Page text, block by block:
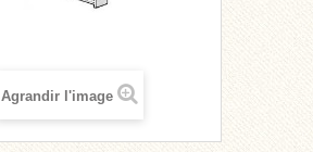
Agrandir l'image